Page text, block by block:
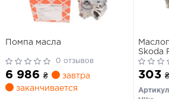
Помпа масла
0 отзывов
6 986 ₴
завтра
заканчивается
Skoda
(04-
(06-
(10-20)
303 ₴